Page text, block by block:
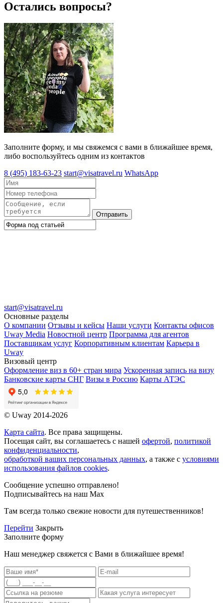
Остались вопросы?
Заполните форму, и мы свяжемся с вами в ближайшее время,
либо воспользуйтесь одним из контактов
8 (495) 183-63-23 start@visatravel.ru WhatsApp
Отправить
start@visatravel.ru
Основные разделы
О компании Отзывы и кейсы Наши услуги Контакты офисов
Uway Media Новостной центр Программа для агентов
Поставщикам услуг Корпоративным клиентам Карьера в
Uway
Визовый центр
Оформление виз в 60+ стран мира Ускоренная запись на визу
Банковские карты СНГ Визы в Россию Карты АТЭС
© Uway 2014-2026
Карта сайта. Все права защищены.
Посещая сайт, вы соглашаетесь с нашей офертой, политикой
конфиденциальности,
обработкой ваших персональных данных, а также с условиями
использования файлов cookies.
Сообщение успешно отправлено!
Подписывайтесь на наш Max
Там всегда только свежие новости для путешественников!
Перейти Закрыть
Заполните форму
Наш менеджер свяжется с Вами в ближайшее время!